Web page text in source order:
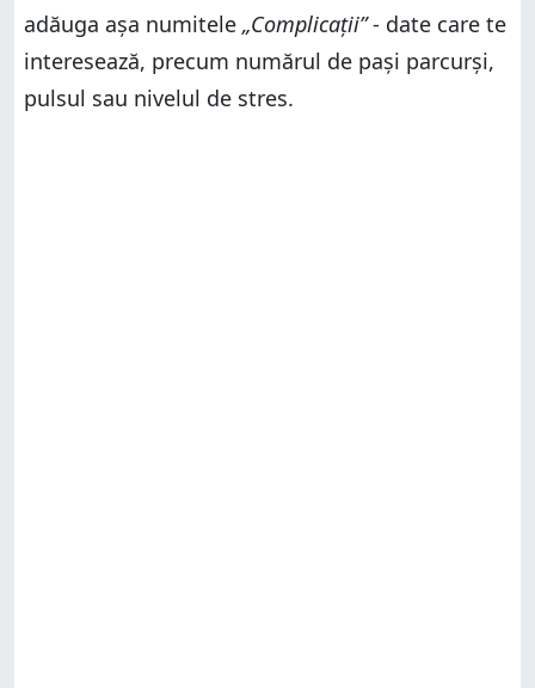
adăuga așa numitele „Complicații”- date care te
interesează, precum numărul de pași parcurși,
pulsul sau nivelul de stres.